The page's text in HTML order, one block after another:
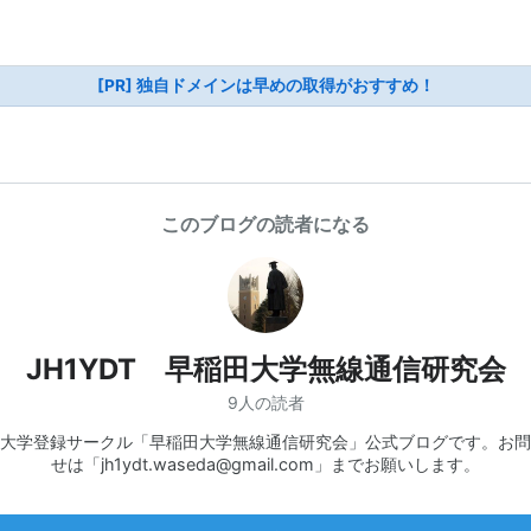
[PR] 独自ドメインは早めの取得がおすすめ！
このブログの読者になる
JH1YDT 早稲田大学無線通信研究会
9人の読者
学登録サークル「早稲田大学無線通信研究会」公式ブログです。お
せは「jh1ydt.waseda@gmail.com」までお願いします。